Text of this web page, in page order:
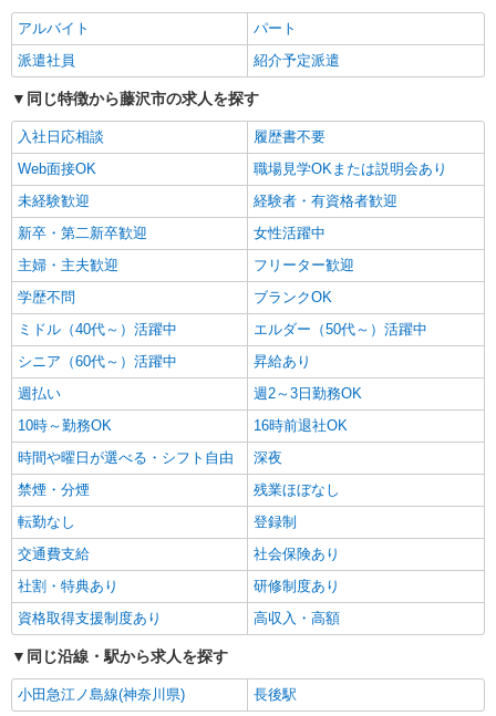
パート
ツクイ藤沢石川（デイサービス）
デイサービス 介護スタッフ（ケアクルー）
時給1,225円〜1,437円 ★土日祝日は時給100円
アップ！ ※給与幅は資格・経験等による
神奈川県藤沢市石川二丁目3番14 ベルスクェ
キープ 詳細を見る
パート
ツクイ・サンフォレスト藤沢長後（訪問介護）
訪問介護 ホームヘルパー
時給1,363円〜1,620円 ★土日祝日は時給100円
アップ！ ・特定事業所加算手当:60円/時間 ・身体
介護手当:500円/時間 ・早朝夜間深夜手当:300円/
時間 （18:00〜翌07:59の時間帯） ・ICT手
当:2,000円/月 ・深夜割増は別途支給 ・ケア→ケ
アの移動時間も賃金（時給）を支給 ※給与幅は資
格・経験等による
神奈川県藤沢市高倉2118
キープ 詳細を見る
パート
ツクイ藤沢羽鳥（デイサービス）
デイサービス 介護スタッフ（ケアクルー）
時給1,225円〜1,437円 ★土日祝日は時給100円
アップ！ ※給与幅は資格・経験等による
神奈川県藤沢市羽鳥3-17-22
アルバイト
パート
派遣社員
紹介予定派遣
同じ特徴から藤沢市の求人を探す
入社日応相談
履歴書不要
Web面接OK
職場見学OKまたは説明会あり
未経験歓迎
経験者・有資格者歓迎
新卒・第二新卒歓迎
女性活躍中
主婦・主夫歓迎
フリーター歓迎
学歴不問
ブランクOK
ミドル（40代～）活躍中
エルダー（50代～）活躍中
シニア（60代～）活躍中
昇給あり
週払い
週2～3日勤務OK
10時～勤務OK
16時前退社OK
時間や曜日が選べる・シフト自由
深夜
禁煙・分煙
残業ほぼなし
転勤なし
登録制
交通費支給
社会保険あり
社割・特典あり
研修制度あり
資格取得支援制度あり
高収入・高額
同じ沿線・駅から求人を探す
小田急江ノ島線(神奈川県) 長後駅